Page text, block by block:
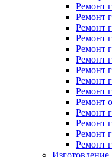
Ремонт
Ремонт
Ремонт
Ремонт
Ремонт
Ремонт
Ремонт
Ремонт
Ремонт
Ремонт
Ремонт
Ремонт
Ремонт
Ремонт